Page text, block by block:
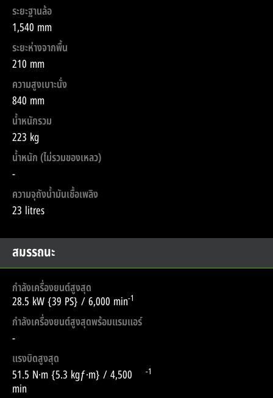
ระยะฐานล้อ
1,540 mm
ระยะห่างจากพื้น
210 mm
ความสูงเบาะนั่ง
840 mm
น้ำหนักรวม
223 kg
น้ำหนัก (ไม่รวมของเหลว)
-
ความจุถังน้ำมันเชื้อเพลิง
23 litres
สมรรถนะ
กำลังเครื่องยนต์สูงสุด
28.5 kW {39 PS} / 6,000 min-1
กำลังเครื่องยนต์สูงสุดพร้อมแรมแอร์
-
แรงบิดสูงสุด
51.5 N·m {5.3 kgƒ·m} / 4,500
min
-1